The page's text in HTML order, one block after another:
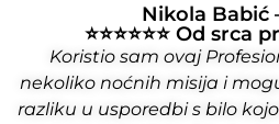
Nikola Babić
⭐⭐⭐⭐⭐⭐ Od
Koristio sam ovaj
nekoliko noćnih misija i
razliku u usporedbi s bilo